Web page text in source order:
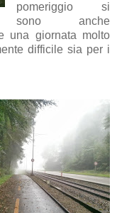
pomeriggio si
sono anche
una giornata molto
difficile sia per i